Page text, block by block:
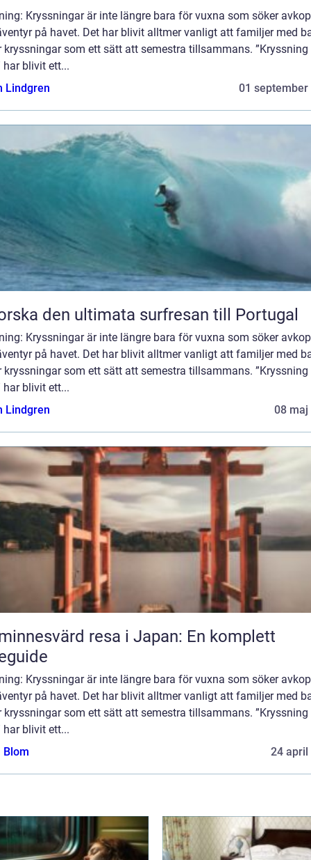
Kryssningar är inte längre bara för vuxna som söker
på havet. Det har blivit alltmer vanligt att familjer med
kryssningar som ett sätt att semestra tillsammans. ”Kryssning
har blivit ett...
Lindgren
01 september
den ultimata surfresan till Portugal
Kryssningar är inte längre bara för vuxna som söker
på havet. Det har blivit alltmer vanligt att familjer med
kryssningar som ett sätt att semestra tillsammans. ”Kryssning
har blivit ett...
Lindgren
08 maj
resa i Japan: En komplett
Kryssningar är inte längre bara för vuxna som söker
på havet. Det har blivit alltmer vanligt att familjer med
kryssningar som ett sätt att semestra tillsammans. ”Kryssning
har blivit ett...
Blom
24 april